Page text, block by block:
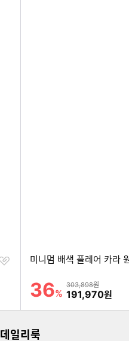
찜
미니멈 배색 플레어 카라
할인률
36%
상품금액
303,898원
할인금액
191,970원
데일리룩